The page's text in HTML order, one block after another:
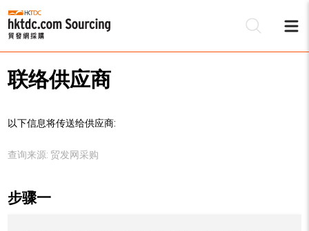
联络供应商
以下信息将传送给供应商:
查询来源: 贸发网采购
步骤一